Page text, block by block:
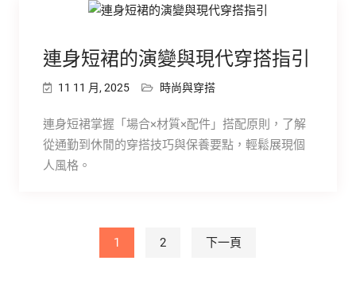
連身短裙的演變與現代穿搭指引
11 11 月, 2025 時尚與穿搭
連身短裙掌握「場合×材質×配件」搭配原則，了解
從通勤到休閒的穿搭技巧與保養要點，輕鬆展現個
人風格。
Posts pagination
1 2 下一頁